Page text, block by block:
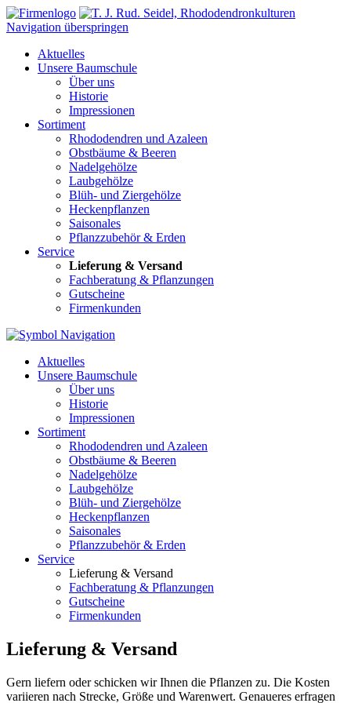
Navigation überspringen
Aktuelles
Unsere Baumschule
Über uns
Historie
Impressionen
Sortiment
Rhododendren und Azaleen
Obstbäume & Beeren
Nadelgehölze
Laubgehölze
Blüh- und Ziergehölze
Heckenpflanzen
Saisonales
Pflanzzubehör & Erden
Service
Lieferung & Versand
Fachberatung & Pflanzungen
Gutscheine
Firmenkunden
Aktuelles
Unsere Baumschule
Über uns
Historie
Impressionen
Sortiment
Rhododendren und Azaleen
Obstbäume & Beeren
Nadelgehölze
Laubgehölze
Blüh- und Ziergehölze
Heckenpflanzen
Saisonales
Pflanzzubehör & Erden
Service
Lieferung & Versand
Fachberatung & Pflanzungen
Gutscheine
Firmenkunden
Lieferung & Versand
Gern liefern oder schicken wir Ihnen die Pflanzen zu. Die Kosten
variieren nach Strecke, Größe und Warenwert. Genaueres erfragen